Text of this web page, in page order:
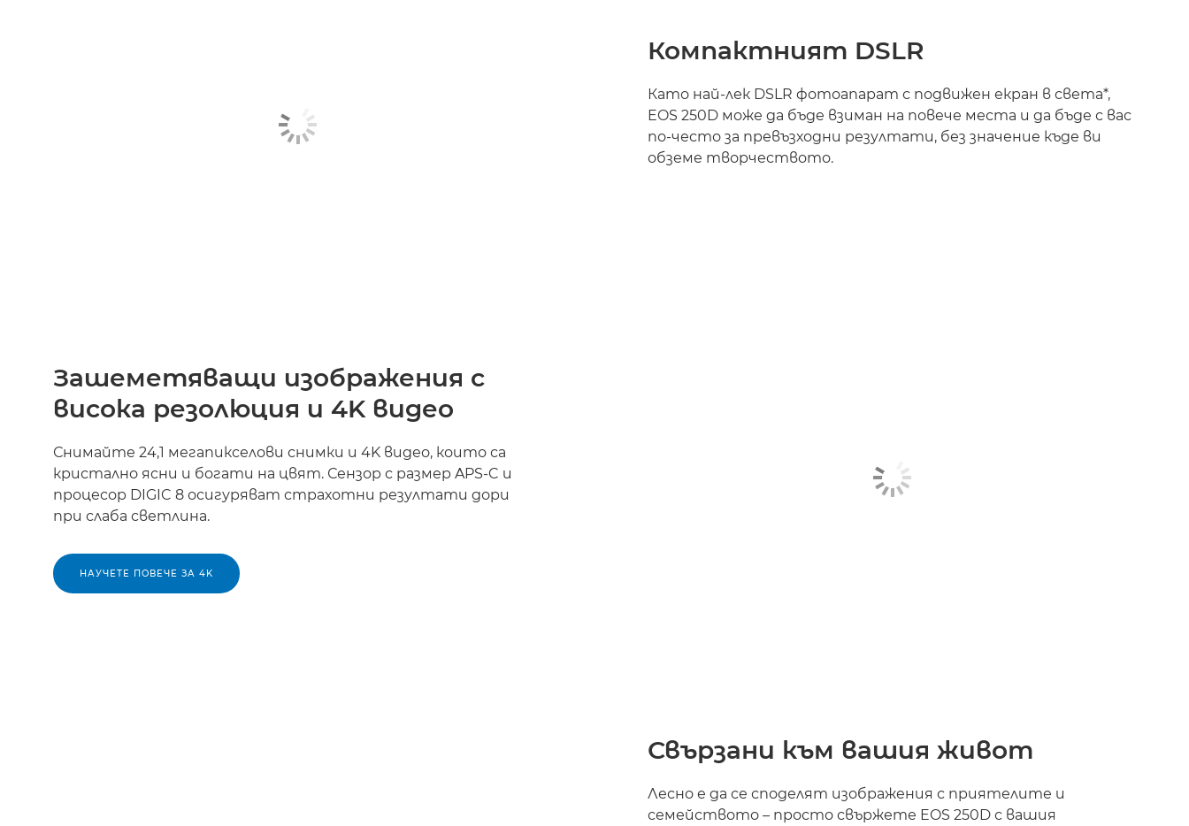
Компактният DSLR
Като най-лек DSLR фотоапарат с подвижен екран в света*,
EOS 250D може да бъде взиман на повече места и да бъде с вас
по-често за превъзходни резултати, без значение къде ви
обземе творчеството.
Зашеметяващи изображения с
висока резолюция и 4K видео
Снимайте 24,1 мегапикселови снимки и 4K видео, които са
кристално ясни и богати на цвят. Сензор с размер APS-C и
процесор DIGIC 8 осигуряват страхотни резултати дори
при слаба светлина.
НАУЧЕТЕ ПОВЕЧЕ ЗА 4K
Свързани към вашия живот
Лесно е да се споделят изображения с приятелите и
семейството – просто свържете EOS 250D с вашия